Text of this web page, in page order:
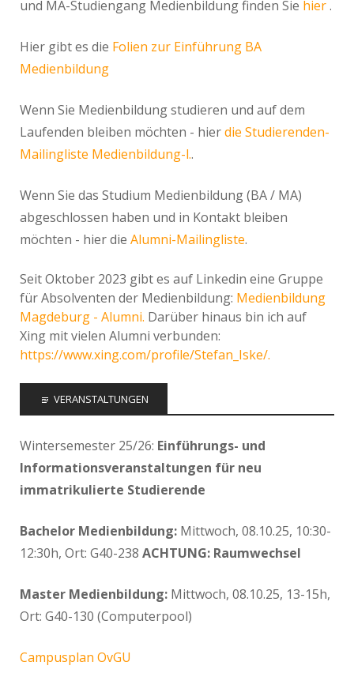
und MA-Studiengang Medienbildung finden Sie hier.
Hier gibt es die Folien zur Einführung BA
Medienbildung
Wenn Sie Medienbildung studieren und auf dem
Laufenden bleiben möchten - hierdie Studierenden-
Mailingliste Medienbildung-l..
Wenn Sie das Studium Medienbildung (BA / MA)
abgeschlossen haben und in Kontakt bleiben
möchten - hier die Alumni-Mailingliste.
Seit Oktober 2023 gibt es auf Linkedin eine Gruppe
für Absolventen der Medienbildung: Medienbildung
Magdeburg - Alumni. Darüber hinaus bin ich auf
Xing mit vielen Alumni verbunden:
https://www.xing.com/profile/Stefan_Iske/.
VERANSTALTUNGEN
Wintersemester 25/26: Einführungs- und
Informationsveranstaltungen für neu
immatrikulierte Studierende
Bachelor Medienbildung: Mittwoch, 08.10.25, 10:30-
12:30h, Ort: G40-238 ACHTUNG: Raumwechsel
Master Medienbildung: Mittwoch, 08.10.25, 13-15h,
Ort: G40-130 (Computerpool)
Campusplan OvGU